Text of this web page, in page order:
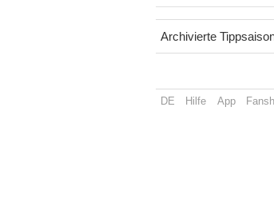
Archivierte
DE Hilfe App